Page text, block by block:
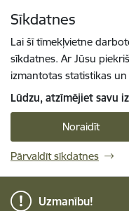
Sīkdatnes
Lai šī tīmekļvietne
sīkdatnes. Ar Jūsu
izmantotas statistikas
Lūdzu, atzīmējiet savu
Noraidīt
Pārvaldīt sīkdatnes
Uzmanību!